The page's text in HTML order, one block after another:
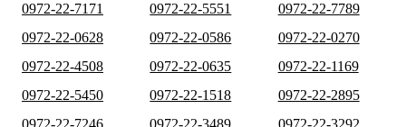
0972-22-7171
0972-22-5551
0972-22-7789
0972-22-0628
0972-22-0586
0972-22-0270
0972-22-4508
0972-22-0635
0972-22-1169
0972-22-5450
0972-22-1518
0972-22-2895